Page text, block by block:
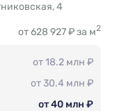
,4
от 628 927 ₽ за м2
от 18.2 млн ₽
от 30.4 млн ₽
от 40 млн ₽